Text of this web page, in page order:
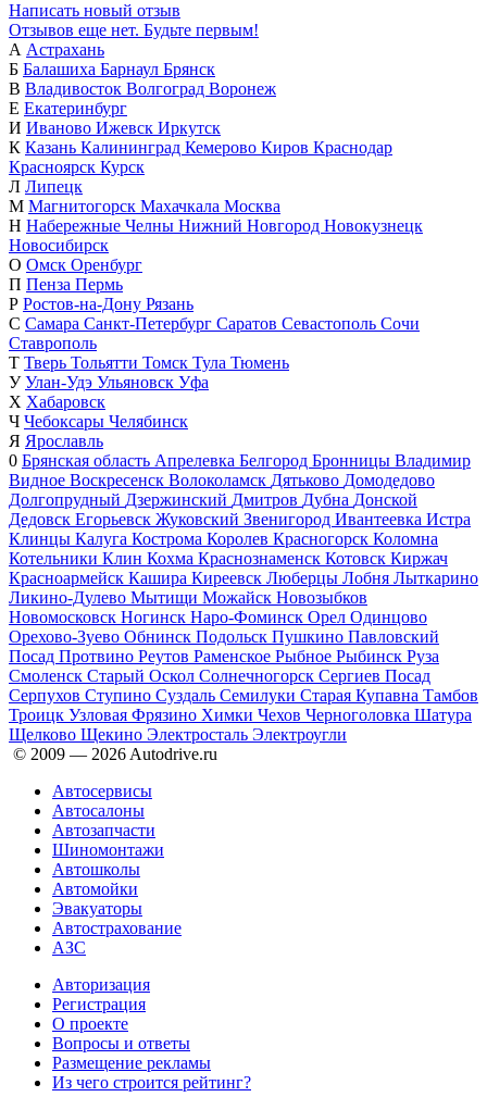
Написать новый отзыв
Отзывов еще нет. Будьте первым!
А Астрахань
Б Балашиха Барнаул Брянск
В Владивосток Волгоград Воронеж
Е Екатеринбург
И Иваново Ижевск Иркутск
К Казань Калининград Кемерово Киров Краснодар
Красноярск Курск
Л Липецк
М Магнитогорск Махачкала Москва
Н Набережные Челны Нижний Новгород Новокузнецк
Новосибирск
О Омск Оренбург
П Пенза Пермь
Р Ростов-на-Дону Рязань
С Самара Санкт-Петербург Саратов Севастополь Сочи
Ставрополь
Т Тверь Тольятти Томск Тула Тюмень
У Улан-Удэ Ульяновск Уфа
Х Хабаровск
Ч Чебоксары Челябинск
Я Ярославль
0 Брянская область Апрелевка Белгород Бронницы Владимир
Видное Воскресенск Волоколамск Дятьково Домодедово
Долгопрудный Дзержинский Дмитров Дубна Донской
Дедовск Егорьевск Жуковский Звенигород Ивантеевка Истра
Клинцы Калуга Кострома Королев Красногорск Коломна
Котельники Клин Кохма Краснознаменск Котовск Киржач
Красноармейск Кашира Киреевск Люберцы Лобня Лыткарино
Ликино-Дулево Мытищи Можайск Новозыбков
Новомосковск Ногинск Наро-Фоминск Орел Одинцово
Орехово-Зуево Обнинск Подольск Пушкино Павловский
Посад Протвино Реутов Раменское Рыбное Рыбинск Руза
Смоленск Старый Оскол Солнечногорск Сергиев Посад
Серпухов Ступино Суздаль Семилуки Старая Купавна Тамбов
Троицк Узловая Фрязино Химки Чехов Черноголовка Шатура
Щелково Щекино Электросталь Электроугли
© 2009 — 2026 Autodrive.ru
Автосервисы
Автосалоны
Автозапчасти
Шиномонтажи
Автошколы
Автомойки
Эвакуаторы
Автострахование
АЗС
Авторизация
Регистрация
О проекте
Вопросы и ответы
Размещение рекламы
Из чего строится рейтинг?